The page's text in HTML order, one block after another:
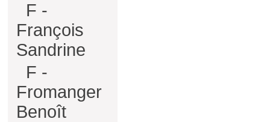
F -
François
Sandrine
F -
Fromanger
Benoît